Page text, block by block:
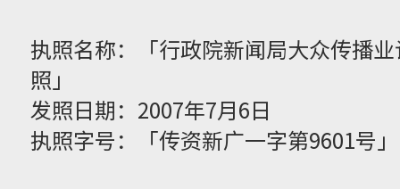
执照名称：「行政院新闻局大众传播
照」
发照日期：2007年7月6日
执照字号：「传资新广一字第9601号」